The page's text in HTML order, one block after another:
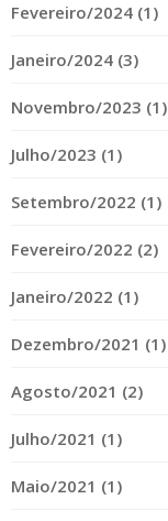
Fevereiro/2024 (1)
Janeiro/2024 (3)
Novembro/2023 (1)
Julho/2023 (1)
Setembro/2022 (1)
Fevereiro/2022 (2)
Janeiro/2022 (1)
Dezembro/2021 (1)
Agosto/2021 (2)
Julho/2021 (1)
Maio/2021 (1)